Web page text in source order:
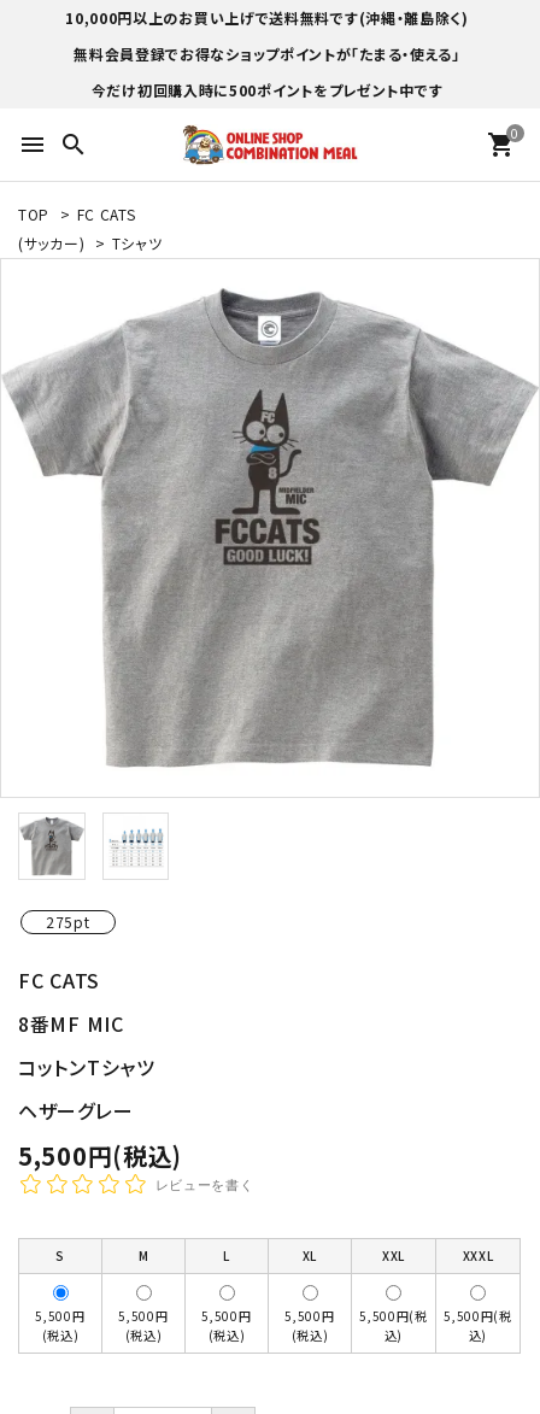
10,000円以上のお買い上げで送料無料です(沖縄・離島除く)
無料会員登録でお得なショップポイントが「たまる・使える」
今だけ初回購入時に500ポイントをプレゼント中です
menu search 0
shopping_cart
TOP > FC CATS
(サッカー)
> Tシャツ
275pt
FC CATS
8番MF MIC
コットンTシャツ
ヘザーグレー
5,500円(税込)
レビューを書く
S M L XL XXL XXXL
5,500円
(税込)
5,500円
(税込)
5,500円
(税込)
5,500円
(税込)
5,500円(税
込)
5,500円(税
込)